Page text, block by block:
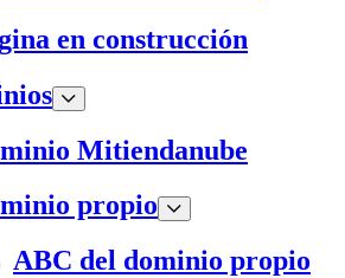
en construcción
Mitiendanube
propio
ABC del dominio propio